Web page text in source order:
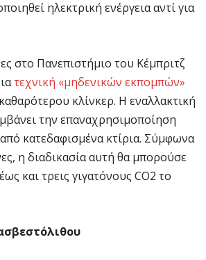
ηλεκτρική ενέργεια αντί για
στο Πανεπιστήμιο του Κέμπριτζ
τεχνική «μηδενικών εκπομπών»
κλίνκερ. Η εναλλακτική
την επαναχρησιμοποίηση
κατεδαφισμένα κτίρια. Σύμφωνα
η διαδικασία αυτή θα μπορούσε
και τρεις γιγατόνους CO2 το